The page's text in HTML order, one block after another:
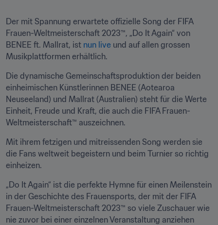
Der mit Spannung erwartete offizielle Song der FIFA
Frauen-Weltmeisterschaft 2023™, „Do It Again“ von
BENEE ft. Mallrat, ist nun live und auf allen grossen
Musikplattformen erhältlich.
Die dynamische Gemeinschaftsproduktion der beiden
einheimischen Künstlerinnen BENEE (Aotearoa
Neuseeland) und Mallrat (Australien) steht für die Werte
Einheit, Freude und Kraft, die auch die FIFA Frauen-
Weltmeisterschaft™ auszeichnen.
Mit ihrem fetzigen und mitreissenden Song werden sie
die Fans weltweit begeistern und beim Turnier so richtig
einheizen.
„Do It Again“ ist die perfekte Hymne für einen Meilenstein
in der Geschichte des Frauensports, der mit der FIFA
Frauen-Weltmeisterschaft 2023™ so viele Zuschauer wie
nie zuvor bei einer einzelnen Veranstaltung anziehen